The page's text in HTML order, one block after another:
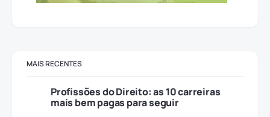
MAIS RECENTES
Profissões do Direito: as 10 carreiras
mais bem pagas para seguir